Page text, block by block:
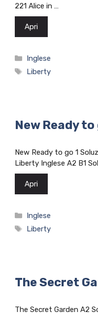
221 Alice in …
Apri
Categorie
Inglese
Tag
Liberty
New Ready
New Ready to go 1
Liberty Inglese A2 B1
Apri
Categorie
Inglese
Tag
Liberty
The Secret
The Secret Garden A2